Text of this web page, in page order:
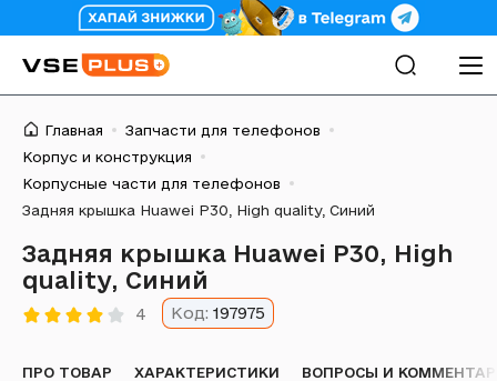
Главная
Запчасти для телефонов
Корпус и конструкция
Корпусные части для телефонов
Задняя крышка Huawei P30, High quality, Синий
Задняя крышка Huawei P30, High
quality, Синий
4 Код: 197975
ПРО ТОВАР ХАРАКТЕРИСТИКИ ВОПРОСЫ И